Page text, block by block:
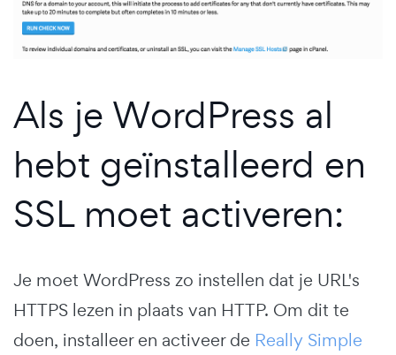
Als je WordPress al
hebt geïnstalleerd en
SSL moet activeren:
Je moet WordPress zo instellen dat je URL's
HTTPS lezen in plaats van HTTP. Om dit te
doen, installeer en activeer de Really Simple